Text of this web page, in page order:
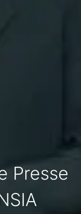
Presse